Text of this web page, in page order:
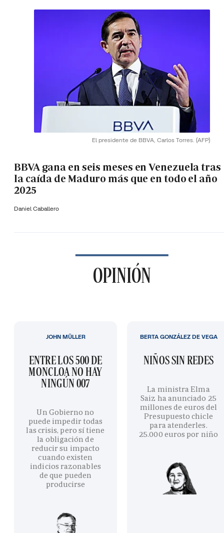
El presidente de BBVA, Carlos Torres. (AFP)
BBVA gana en seis meses en Venezuela tras
la caída de Maduro más que en todo el año
2025
Daniel Caballero
OPINIÓN
ENTRE LOS 500 DE
MONCLOA NO HAY
NINGÚN 007
Un Gobierno no
puede impedir todas
las crisis, pero sí tiene
la obligación de
reducir su impacto
cuando existen
indicios razonables
de que pueden
producirse
JOHN MÜLLER
NIÑOS SIN REDES
La ministra Elma
Saiz ha anunciado 25
millones de euros del
Presupuesto chicle
para atenderles.
25.000 euros por niño
BERTA GONZÁLEZ DE VEGA